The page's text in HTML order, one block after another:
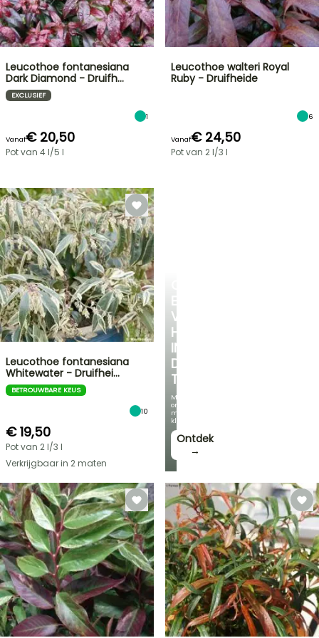
EEN
VERKOELEND
HOEKJE
IN
DE
TUIN
Met
onze
mooiste
klimplanten!
Ontdek
→
Leucothoe fontanesiana
Dark Diamond - Druifh…
EXCLUSIEF
1
Vanaf€ 20,50
Pot van 4 l/5 l
Leucothoe walteri Royal
Ruby - Druifheide
6
Vanaf€ 24,50
Pot van 2 l/3 l
Leucothoe fontanesiana
Whitewater - Druifhei…
BETROUWBARE KEUS
10
€ 19,50
Pot van 2 l/3 l
Verkrijgbaar in 2 maten